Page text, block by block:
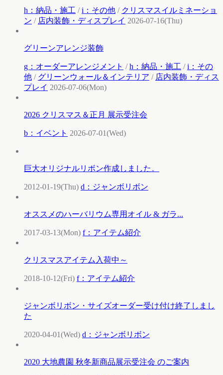
h：納品・施工 /i：その他 / クリスマスイルミネーショ
ン / 店内装飾・ディスプレイ 2026-07-16(Thu)
グリーンアレンジ装飾
g：オーダーアレンジメント /h：納品・施工 /i：その
他 / グリーンウォール＆インテリア / 店内装飾・ディス
プレイ 2026-07-06(Mon)
2026 クリスマス＆正月 展示受注会
b：イベント 2026-07-01(Wed)
巨大オリジナルリボン作成しました。
2012-01-19(Thu) d：ジャンボリボン
オススメのハーバリウム専用オイル & ガラ...
2017-03-13(Mon) f：アイテム紹介
クリスマスアイテム入荷中～
2018-10-12(Fri) f：アイテム紹介
ジャンボリボン・サイズオーダー受け付け終了しまし
た
2020-04-01(Wed) d：ジャンボリボン
2020 大地農園 秋冬新商品展示受注会 のご案内